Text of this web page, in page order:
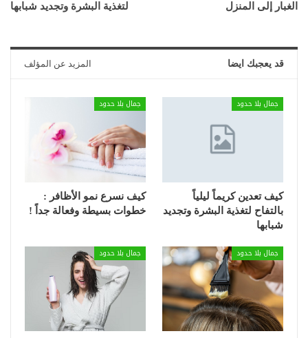
الغبار إلى المنزل
لتغذية البشرة وتجديد شبابها
قد يعجبك ايضا المزيد عن المؤلف
جمال بلا حدود
كيف تعدين كريماً ليلياً
بالتفاح لتغذية البشرة وتجديد
شبابها
جمال بلا حدود
كيف نسرع نمو الأظافر :
خطوات بسيطة وفعالة جداً !
جمال بلا حدود جمال بلا حدود